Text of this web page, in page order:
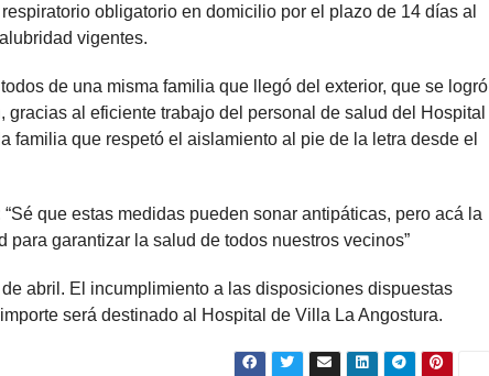
obligatorio en domicilio por el plazo de 14 días al
vigentes.
de una misma familia que llegó del exterior, que se logró
al eficiente trabajo del personal de salud del Hospital
familia que respetó el aislamiento al pie de la letra desde el
que estas medidas pueden sonar antipáticas, pero acá la
garantizar la salud de todos nuestros vecinos”
abril. El incumplimiento a las disposiciones dispuestas
será destinado al Hospital de Villa La Angostura.